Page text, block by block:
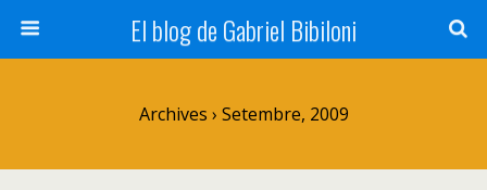
El blog de Gabriel Bibiloni
Archives › Setembre, 2009